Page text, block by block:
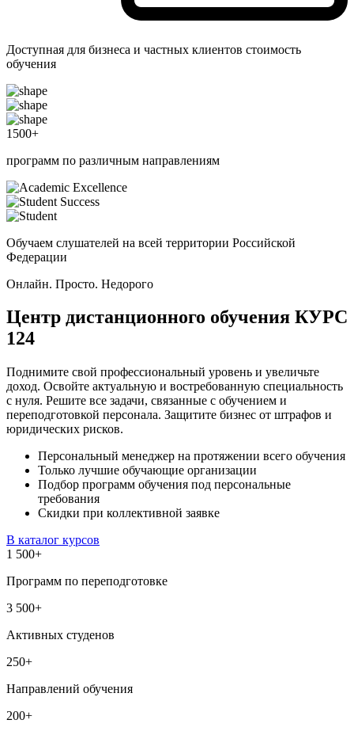
Доступная для бизнеса и частных клиентов стоимость
обучения
1500+
программ по различным направлениям
Обучаем слушателей на всей территории Российской
Федерации
Онлайн. Просто. Недорого
Центр дистанционного обучения КУРС
124
Поднимите свой профессиональный уровень и увеличьте
доход. Освойте актуальную и востребованную специальность
с нуля. Решите все задачи, связанные с обучением и
переподготовкой персонала. Защитите бизнес от штрафов и
юридических рисков.
Персональный менеджер на протяжении всего обучения
Только лучшие обучающие организации
Подбор программ обучения под персональные
требования
Скидки при коллективной заявке
В каталог курсов
1 500+
Программ по переподготовке
3 500+
Активных студенов
250+
Направлений обучения
200+